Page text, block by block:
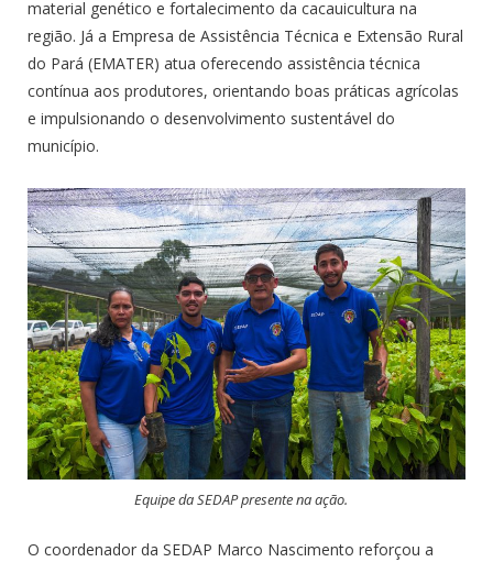
material genético e fortalecimento da cacauicultura na
região. Já a Empresa de Assistência Técnica e Extensão Rural
do Pará (EMATER) atua oferecendo assistência técnica
contínua aos produtores, orientando boas práticas agrícolas
e impulsionando o desenvolvimento sustentável do
município.
Equipe da SEDAP presente na ação.
O coordenador da SEDAP Marco Nascimento reforçou a